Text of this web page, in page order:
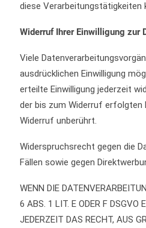
diese Verarbeitungstätigkeiten
Widerruf Ihrer Einwilligung zur
Viele
ausdrücklichen Einwilligung
erteilte Einwilligung jederzeit
der bis zum Widerruf erfolgten
Widerruf unberührt.
Widerspruchsrecht gegen die
Fällen sowie gegen
WENN DIE
6 ABS. 1 LIT. E ODER F DSGVO
JEDERZEIT DAS RECHT, AUS